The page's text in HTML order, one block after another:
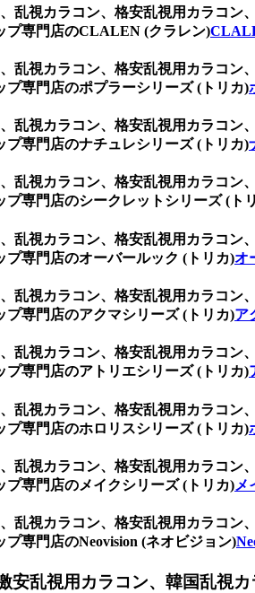
乱視カラコン、格安乱視用カラコ
プ専門店のCLALEN (クラレン)
乱視カラコン、格安乱視用カラコ
専門店のポプラーシリーズ (トリカ)
乱視カラコン、格安乱視用カラコ
専門店のナチュレシリーズ (トリカ)
乱視カラコン、格安乱視用カラコ
専門店のシークレットシリーズ (ト
乱視カラコン、格安乱視用カラコ
専門店のオーバールック (トリカ)オ
乱視カラコン、格安乱視用カラコ
専門店のアクマシリーズ (トリカ)ア
乱視カラコン、格安乱視用カラコ
専門店のアトリエシリーズ (トリカ)
乱視カラコン、格安乱視用カラコ
専門店のホロリスシリーズ (トリカ)
乱視カラコン、格安乱視用カラコ
専門店のメイクシリーズ (トリカ)メ
乱視カラコン、格安乱視用カラコ
専門店のNeovision (ネオビジョン)
乱視用カラコン、韓国乱視